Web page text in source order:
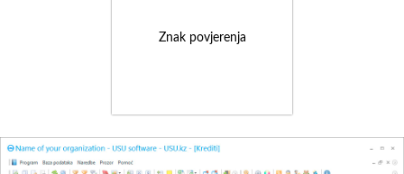
Znak povjerenja